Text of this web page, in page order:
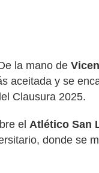
la mano de
aceitada y se
Clausura 2025.
el Atlético San
donde se